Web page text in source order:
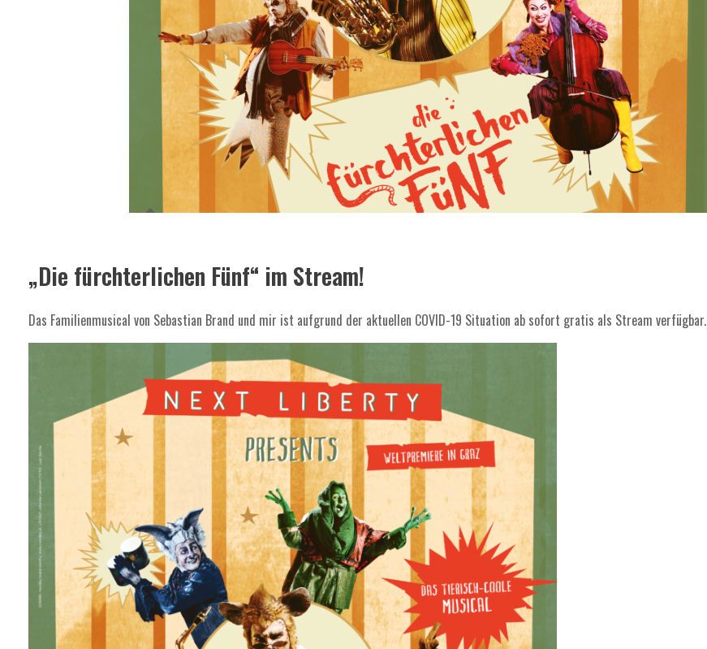
„Die fürchterlichen Fünf“ im Stream!
Das Familienmusical von Sebastian Brand und mir ist aufgrund der aktuellen COVID-19 Situation ab sofort gratis als Stream verfügbar.